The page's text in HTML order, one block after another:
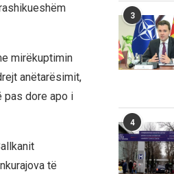
mirëkuptimin
anëtarësimit,
pas dore apo i
të
3
4